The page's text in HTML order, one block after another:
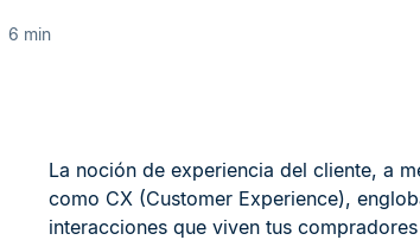
6 min
La noción de experiencia del cliente, a
como CX (Customer Experience),
interacciones que viven tus